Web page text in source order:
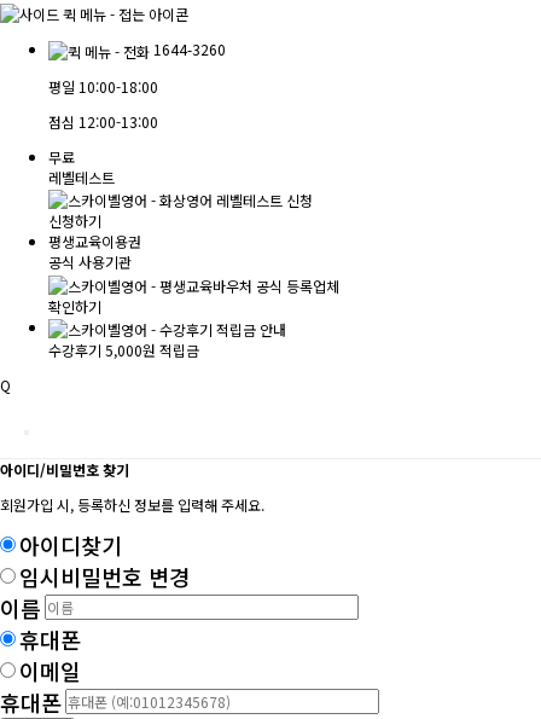
1644-3260
평일 10:00-18:00
점심 12:00-13:00
무료
레벨테스트
신청하기
평생교육이용권
공식 사용기관
확인하기
수강후기 5,000원 적립금
Q
아이디/비밀번호 찾기
회원가입 시, 등록하신 정보를 입력해 주세요.
아이디찾기
임시비밀번호 변경
이름
휴대폰
이메일
휴대폰